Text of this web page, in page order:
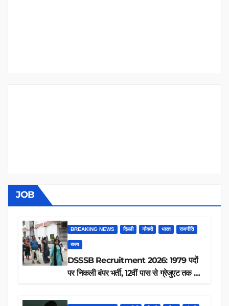
JOB
BREAKING NEWS दिल्ली नौकरी भारत राजनीति
राज्य
DSSSB Recruitment 2026: 1979 पदों
पर निकली बंपर भर्ती, 12वीं पास से ग्रेजुएट तक करें